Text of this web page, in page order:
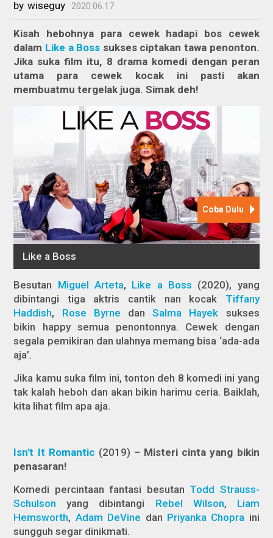
by wiseguy 2020.06.17
Kisah hebohnya para cewek hadapi bos cewek
dalam Like a Boss sukses ciptakan tawa penonton.
Jika suka film itu, 8 drama komedi dengan peran
utama para cewek kocak ini pasti akan
membuatmu tergelak juga. Simak deh!
Besutan Miguel Arteta, Like a Boss (2020), yang
dibintangi tiga aktris cantik nan kocak Tiffany
Haddish, Rose Byrne danSalma Hayek sukses
bikin happysemua penontonnya. Cewek dengan
segala pemikiran dan ulahnya memang bisa ‘ada-ada
aja’.
Jika kamu suka film ini, tonton deh 8 komedi ini yang
tak kalah heboh dan akan bikin harimu ceria. Baiklah,
kita lihat film apa aja.
Isn't It Romantic (2019) – Misteri cinta yang bikin
penasaran!
Komedi percintaan fantasi besutan Todd Strauss-
Schulson yang dibintangi Rebel Wilson, Liam
Hemsworth, Adam DeVine dan Priyanka Chopra ini
sungguh segar dinikmati.